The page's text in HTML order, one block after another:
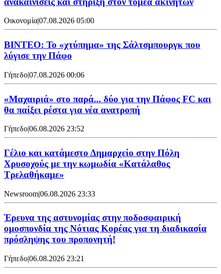
Οικονομία|07.08.2026 05:00
ΒΙΝΤΕΟ: Το «χτύπημα» της Σάλτσμπουργκ που
λύγισε την Πάφο
Γήπεδο|07.08.2026 00:06
«Μαχαιριά» στο παρά... δύο για την Πάφος FC και
θα παίξει ρέστα για νέα ανατροπή
Γήπεδο|06.08.2026 23:52
Γέλιο και κατάμεστο Δημαρχείο στην Πόλη
Χρυσοχούς με την κωμωδία «Κατάλαθος
Τρελαθήκαμε»
Newsroom|06.08.2026 23:33
Έρευνα της αστυνομίας στην ποδοσφαιρική
ομοσπονδία της Νότιας Κορέας για τη διαδικασία
πρόσληψης του προπονητή!
Γήπεδο|06.08.2026 23:21